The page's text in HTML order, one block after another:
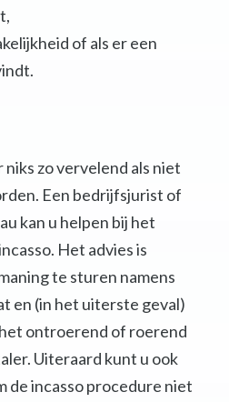
of als er een
zo vervelend als niet
Een bedrijfsjurist of
kan u helpen bij het
Het advies is
te sturen namens
en (in het uiterste geval)
ontroerend of roerend
Uiteraard kunt u ook
de incasso procedure niet